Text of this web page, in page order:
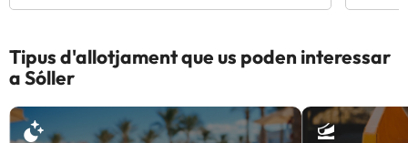
Tipus d'allotjament que us poden interessar
a Sóller